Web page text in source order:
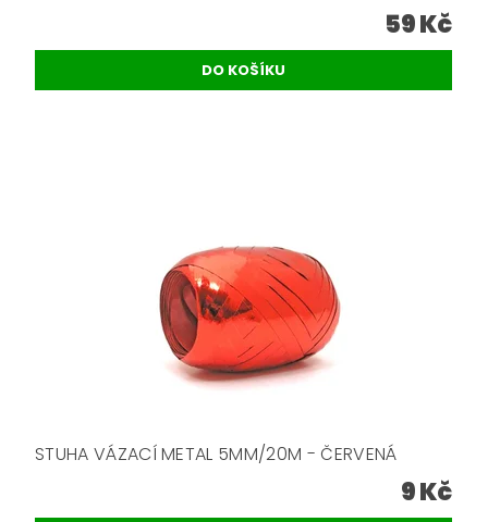
59 Kč
STUHA VÁZACÍ METAL 5MM/20M - ČERVENÁ
9 Kč